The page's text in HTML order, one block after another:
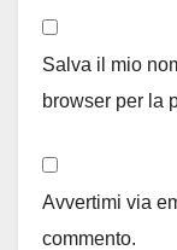
Salva il mio
browser per la
Avvertimi via
commento.